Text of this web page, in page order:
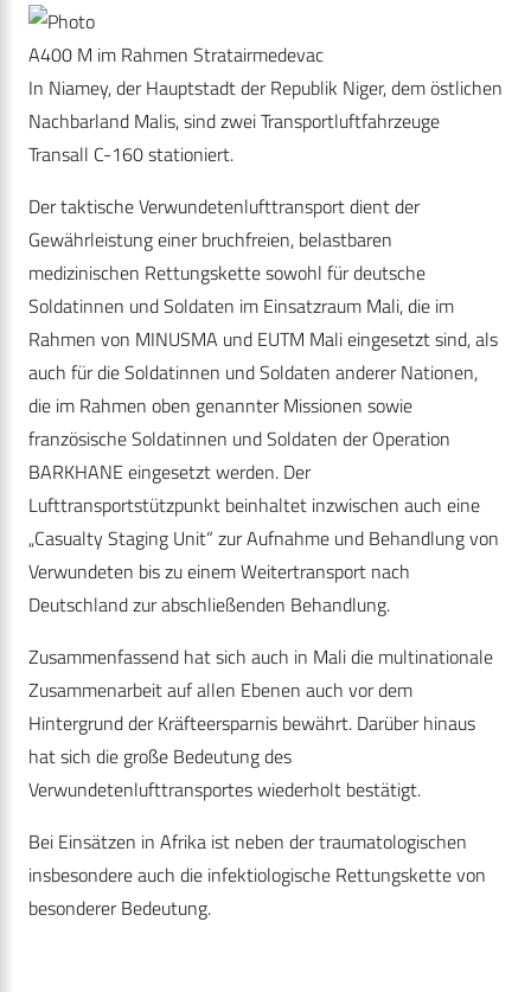
A400 M im Rahmen Stratairmedevac
In Niamey, der Hauptstadt der Republik Niger, dem östlichen
Nachbarland Malis, sind zwei Transportluftfahrzeuge
Transall C-160 stationiert.
Der taktische Verwundetenlufttransport dient der
Gewährleistung einer bruchfreien, belastbaren
medizinischen Rettungskette sowohl für deutsche
Soldatinnen und Soldaten im Einsatzraum Mali, die im
Rahmen von MINUSMA und EUTM Mali eingesetzt sind, als
auch für die Soldatinnen und Soldaten anderer Nationen,
die im Rahmen oben genannter Missionen sowie
französische Soldatinnen und Soldaten der Operation
BARKHANE eingesetzt werden. Der
Lufttransportstützpunkt beinhaltet inzwischen auch eine
„Casualty Staging Unit“ zur Aufnahme und Behandlung von
Verwundeten bis zu einem Weitertransport nach
Deutschland zur abschließenden Behandlung.
Zusammenfassend hat sich auch in Mali die multinationale
Zusammenarbeit auf allen Ebenen auch vor dem
Hintergrund der Kräfteersparnis bewährt. Darüber hinaus
hat sich die große Bedeutung des
Verwundetenlufttransportes wiederholt bestätigt.
Bei Einsätzen in Afrika ist neben der traumatologischen
insbesondere auch die infektiologische Rettungskette von
besonderer Bedeutung.